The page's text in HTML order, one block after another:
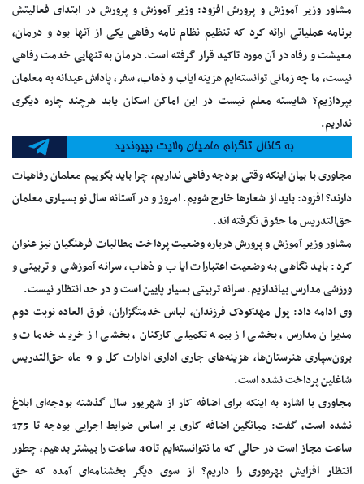
مشاور وزیر آموزش و پرورش افزود: وزیر آموزش و پرورش در ابتدای فعالیتش
برنامه عملیاتی ارائه کرد که تنظیم نظام نامه رفاهی یکی از آنها بود و درمان،
معیشت و رفاه در آن مورد تاکید قرار گرفته است. درمان به تنهایی خدمت رفاهی
نیست، ما چه زمانی توانسته‌ایم هزینه ایاب و ذهاب، سفر، پاداش عیدانه به معلمان
بپردازیم؟ شایسته معلم نیست در این اماکن اسکان یابد هرچند چاره دیگری
نداریم.
مجاوری با بیان اینکه وقتی بودجه رفاهی نداریم، چرا باید بگوییم معلمان رفاهیات
دارند؟ افزود: باید از شعارها خارج شویم. امروز و در آستانه سال نو بسیاری معلمان
حق‌التدریس ما حقوق نگرفته اند.
مشاور وزیر آموزش و پرورش درباره وضعیت پرداخت مطالبات فرهنگیان نیز عنوان
کرد: باید نگاهی به وضعیت اعتبارات ایاب و ذهاب، سرانه آموزشی و تربیتی و
ورزشی مدارس بیاندازیم. سرانه تربیتی بسیار پایین است و در حد انتظار نیست.
وی ادامه داد: پول مهدکودک فرزندان، لباس خدمتگزاران، فوق العاده نوبت دوم
مدیران مدارس، بخشی از بیمه تکمیلی کارکنان، بخشی از خرید خدمات و
برون‌سپاری هنرستان‌ها، هزینه‌های جاری اداری ادارات کل و 9 ماه حق‌التدریس
شاغلین پرداخت نشده است.
مجاوری با اشاره به اینکه برای اضافه کار از شهریور سال گذشته بودجه‌ای ابلاغ
نشده است, گفت: میانگین اضافه کاری بر اساس ضوابط اجرایی بودجه تا 175
ساعت مجاز است در حالی که ما نتوانسته‌ایم تا40 ساعت را بیشتر بدهیم، چطور
انتظار افزایش بهره‌وری را داریم؟ از سوی دیگر بخشنامه‌ای آمده که حق